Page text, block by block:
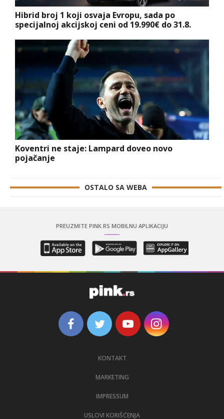
Hibrid broj 1 koji osvaja Evropu, sada po
specijalnoj akcijskoj ceni od 19.990€ do 31.8.
Koventri ne staje: Lampard doveo novo
pojačanje
OSTALO SA WEBA
PREUZMITE PINK.RS MOBILNU APLIKACIJU
KONTAKT
MARKETING
IMPRESSUM
USLOVI KORIŠĆENJA